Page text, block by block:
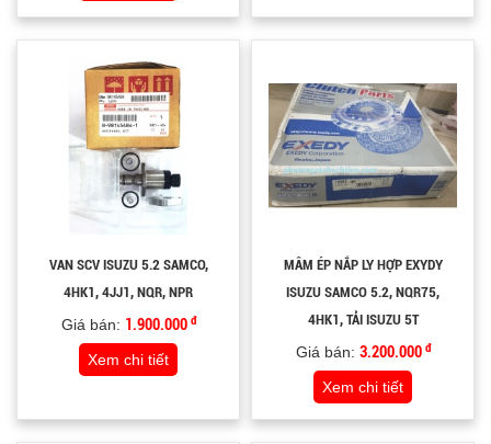
VAN SCV ISUZU 5.2 SAMCO,
4HK1, 4JJ1, NQR, NPR
Giá bán: 1.900.000 đ
Xem chi tiết
MÂM ÉP NẮP LY HỢP EXYDY
ISUZU SAMCO 5.2, NQR75,
4HK1, TẢI ISUZU 5T
Giá bán: 3.200.000 đ
Xem chi tiết